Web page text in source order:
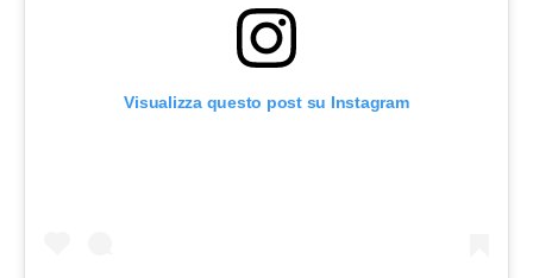
Visualizza questo post su Instagram